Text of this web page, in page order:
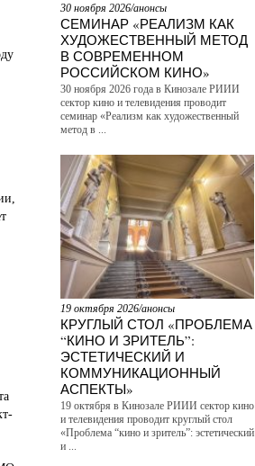
30 ноября 2026/анонсы
СЕМИНАР «РЕАЛИЗМ КАК
ХУДОЖЕСТВЕННЫЙ МЕТОД
В СОВРЕМЕННОМ
РОССИЙСКОМ КИНО»
30 ноября 2026 года в Кинозале РИИИ
сектор кино и телевидения проводит
семинар «Реализм как художественный
метод в ...
19 октября 2026/анонсы
КРУГЛЫЙ СТОЛ «ПРОБЛЕМА
“КИНО И ЗРИТЕЛЬ”:
ЭСТЕТИЧЕСКИЙ И
КОММУНИКАЦИОННЫЙ
АСПЕКТЫ»
19 октября в Кинозале РИИИ сектор кино
и телевидения проводит круглый стол
«Проблема “кино и зритель”: эстетический
и ...